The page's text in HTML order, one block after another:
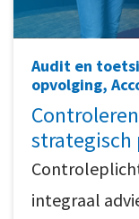
Audit en
opvolging,
strategisch
integraal